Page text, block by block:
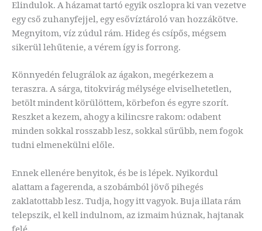
Elindulok. A házamat tartó egyik oszlopra ki van vezetve
egy cső zuhanyfejjel, egy esővíztároló van hozzákötve.
Megnyitom, víz zúdul rám. Hideg és csípős, mégsem
sikerül lehűtenie, a vérem így is forrong.
Könnyedén felugrálok az ágakon, megérkezem a
teraszra. A sárga, titokvirág mélysége elviselhetetlen,
betölt mindent körülöttem, körbefon és egyre szorít.
Reszket a kezem, ahogy a kilincsre rakom: odabent
minden sokkal rosszabb lesz, sokkal sűrűbb, nem fogok
tudni elmenekülni előle.
Ennek ellenére benyitok, és be is lépek. Nyikordul
alattam a fagerenda, a szobámból jövő pihegés
zaklatottabb lesz. Tudja, hogy itt vagyok. Buja illata rám
telepszik, el kell indulnom, az izmaim húznak, hajtanak
felé.